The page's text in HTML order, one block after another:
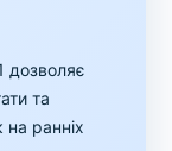
дозволяє
та
ранніх